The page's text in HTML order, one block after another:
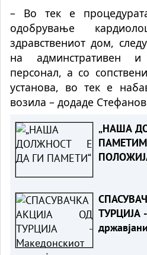
– Во тек е
одобрување
здравствениот дом,
на админстративен и
персонал, а со
установа, во тек е
возила – додаде
„НАША
од
ТУРЦИЈА